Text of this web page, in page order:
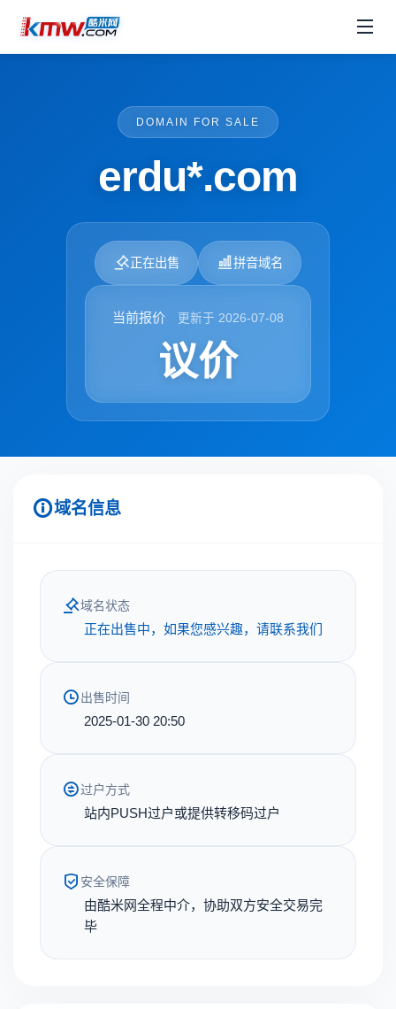
DOMAIN FOR SALE
erdu*.com
正在出售 拼音域名
当前报价 更新于 2026-07-08
议价
域名信息
域名状态
正在出售中，如果您感兴趣，请联系我们
出售时间
2025-01-30 20:50
过户方式
站内PUSH过户或提供转移码过户
安全保障
由酷米网全程中介，协助双方安全交易完
毕